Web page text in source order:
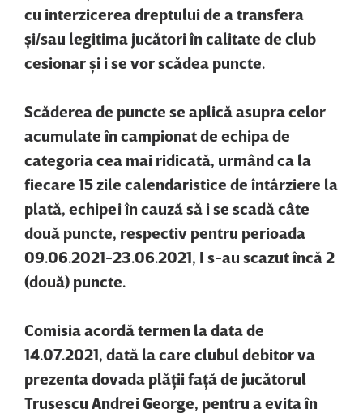
cu interzicerea dreptului de a transfera
şi/sau legitima jucători în calitate de club
cesionar şi i se vor scădea puncte.
Scăderea de puncte se aplică asupra celor
acumulate în campionat de echipa de
categoria cea mai ridicată, urmând ca la
fiecare 15 zile calendaristice de întârziere la
plată, echipei în cauză să i se scadă câte
două puncte, respectiv pentru perioada
09.06.2021-23.06.2021, I s-au scazut încă 2
(două) puncte.
Comisia acordă termen la data de
14.07.2021, dată la care clubul debitor va
prezenta dovada plăţii faţă de jucătorul
Trusescu Andrei George, pentru a evita în